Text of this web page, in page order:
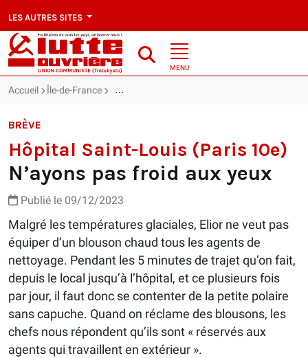
LES AUTRES SITES
MENU
Accueil Île-de-France Hôpital Saint-Louis (Paris 10e) : N’ayons pas
BRÈVE
Hôpital Saint-Louis (Paris 10e)
N’ayons pas froid aux yeux
Publié le 09/12/2023
Malgré les températures glaciales, Elior ne veut pas
équiper d’un blouson chaud tous les agents de
nettoyage. Pendant les 5 minutes de trajet qu’on fait,
depuis le local jusqu’à l’hôpital, et ce plusieurs fois
par jour, il faut donc se contenter de la petite polaire
sans capuche. Quand on réclame des blousons, les
chefs nous répondent qu’ils sont « réservés aux
agents qui travaillent en extérieur ».